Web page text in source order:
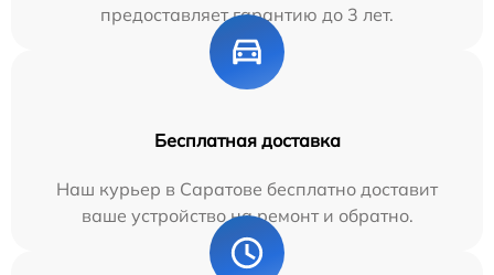
предоставляет гарантию до 3 лет.
Бесплатная доставка
Наш курьер в Саратове бесплатно доставит
ваше устройство на ремонт и обратно.